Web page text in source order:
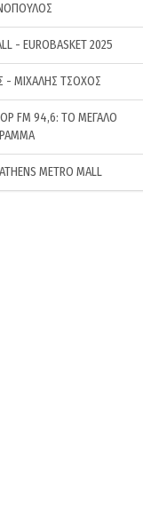
- EUROBASKET 2025
- ΜΙΧΑΛΗΣ ΤΣΟΧΟΣ
FM 94,6: ΤΟ ΜΕΓΑΛΟ
METRO MALL